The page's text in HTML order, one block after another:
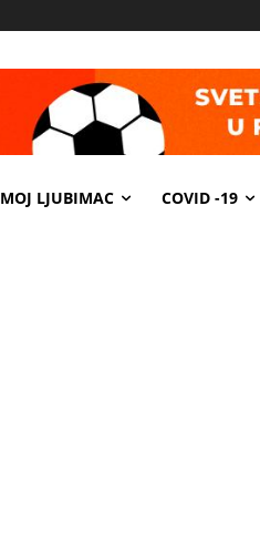
MOJ LJUBIMAC COVID -19